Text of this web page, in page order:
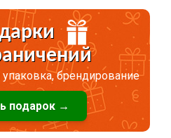
брендирование
подарок →